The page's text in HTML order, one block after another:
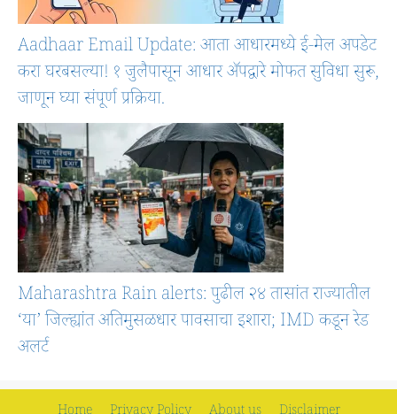
Aadhaar Email Update: आता आधारमध्ये ई-मेल अपडेट
करा घरबसल्या! १ जुलैपासून आधार ॲपद्वारे मोफत सुविधा सुरू,
जाणून घ्या संपूर्ण प्रक्रिया.
Maharashtra Rain alerts: पुढील २४ तासांत राज्यातील
‘या’ जिल्ह्यांत अतिमुसळधार पावसाचा इशारा; IMD कडून रेड
अलर्ट